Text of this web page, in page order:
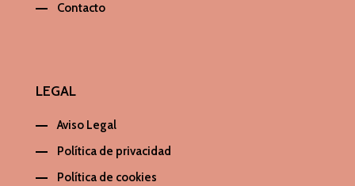
Contacto
LEGAL
Aviso Legal
Política de privacidad
Política de cookies